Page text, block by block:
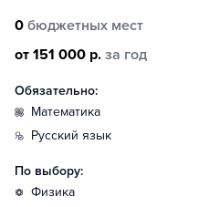
0 бюджетных мест
от 151 000 р. за год
Обязательно:
математика
русский язык
По выбору:
физика